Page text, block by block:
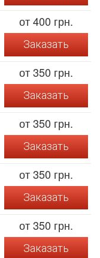
от 400 грн.
Заказать
от 350 грн.
Заказать
от 350 грн.
Заказать
от 350 грн.
Заказать
от 350 грн.
Заказать